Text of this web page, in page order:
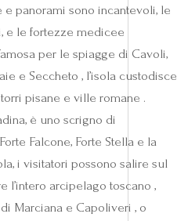
e panorami sono incantevoli, le
e le fortezze medicee
per le spiagge di Cavoli,
e Seccheto , l’isola custodisce
pisane e ville romane .
è uno scrigno di
Falcone, Forte Stella e la
i visitatori possono salire sul
l’intero arcipelago toscano ,
Marciana e Capoliveri , o